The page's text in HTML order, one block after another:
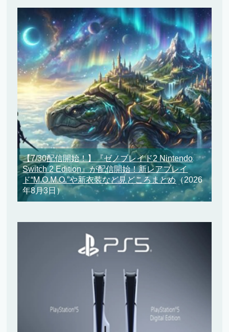
【7/30配信開始！】『ゼノブレイド2 Nintendo
Switch 2 Edition』が配信開始！新レアブレイ
ド“M.O.M.O.”や新衣装など見どころまとめ（2026
年8月3日）